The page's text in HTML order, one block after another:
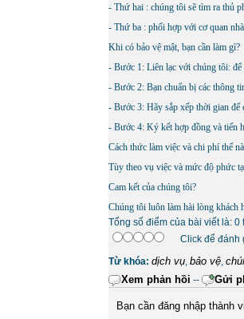
- Thứ hai : chúng tôi sẽ tìm ra thủ
- Thứ ba : phối hợp với cơ quan
Khi có bảo vệ mật, bạn cần làm gì?
- Bước 1: Liên lạc với chúng tôi:
- Bước 2: Bạn chuẩn bị các thông
- Bước 3: Hãy sắp xếp thời gian
- Bước 4: Ký kết hợp đồng và tiến
Cách thức làm việc và chi phí thế
Tùy theo vụ việc và mức độ phức
Cam kết của chúng tôi?
Chúng tôi luôn làm hài lòng khách
Tổng số điểm của bài viết là: 0
Click để đánh
Từ khóa: dịch vụ, bảo vệ,
Xem phản hồi -- Gửi
Bạn cần đăng nhập thành